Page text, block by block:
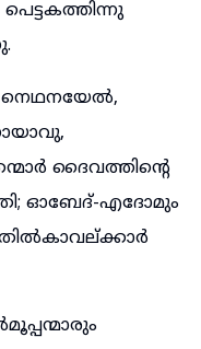
ദൈവത്തിന്റെ
ഓബേദ്-എദോമും